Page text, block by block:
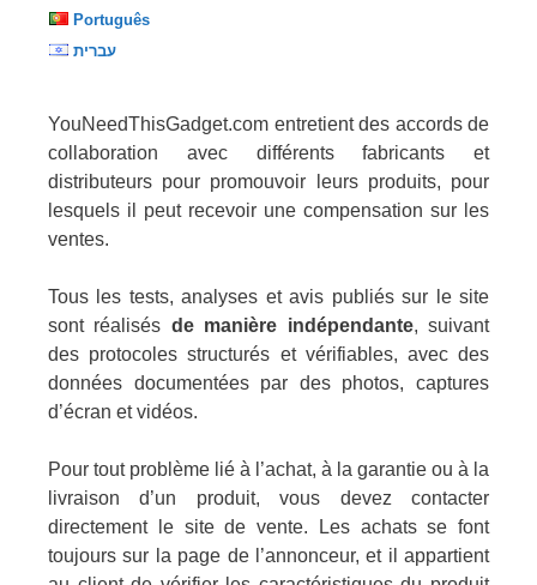
Português
עברית
YouNeedThisGadget.com entretient des accords de
collaboration avec différents fabricants et
distributeurs pour promouvoir leurs produits, pour
lesquels il peut recevoir une compensation sur les
ventes.
Tous les tests, analyses et avis publiés sur le site
sont réalisés de manière indépendante, suivant
des protocoles structurés et vérifiables, avec des
données documentées par des photos, captures
d’écran et vidéos.
Pour tout problème lié à l’achat, à la garantie ou à la
livraison d’un produit, vous devez contacter
directement le site de vente. Les achats se font
toujours sur la page de l’annonceur, et il appartient